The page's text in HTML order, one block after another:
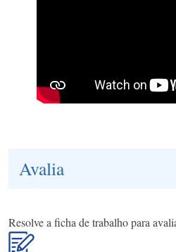
Avalia
Resolve a ficha de trabalho para